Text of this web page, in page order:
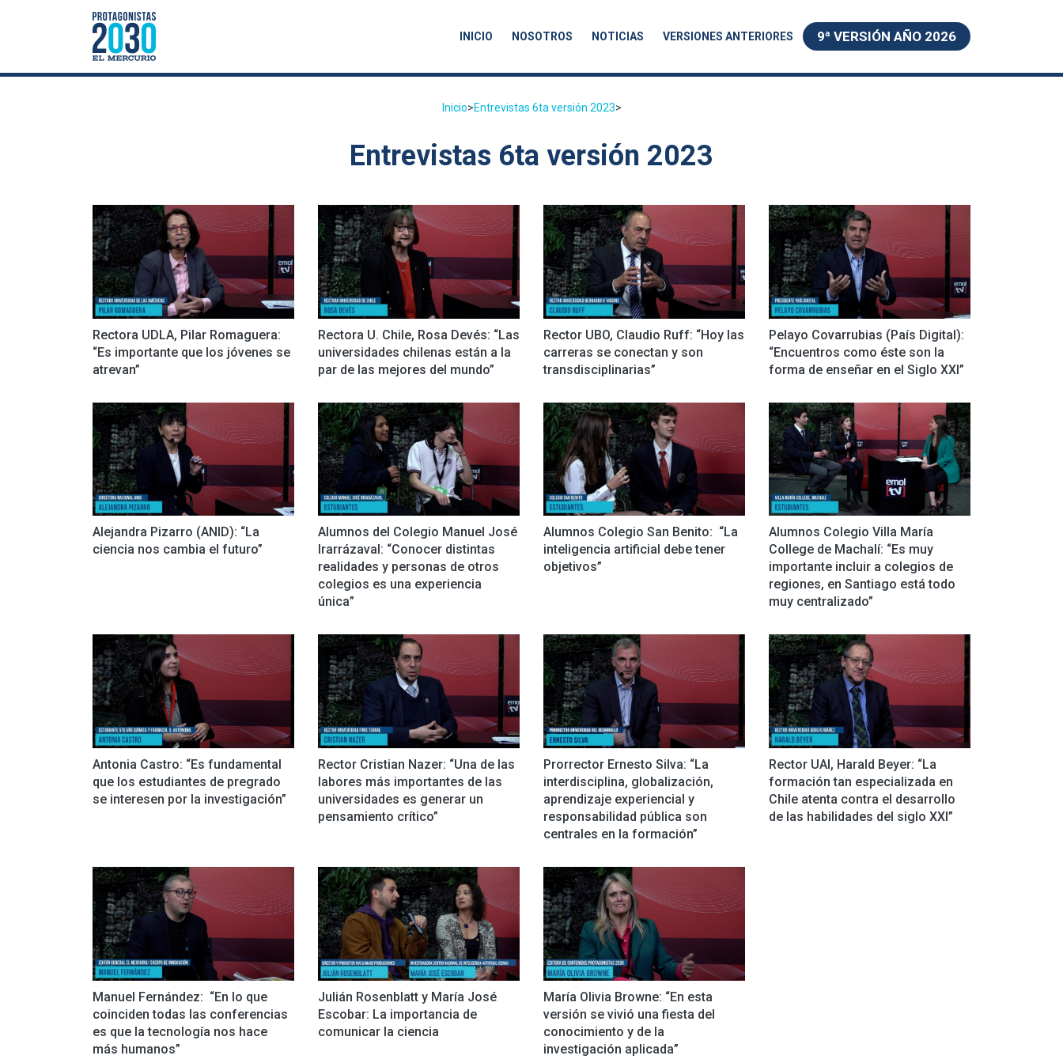
INICIO NOSOTROS NOTICIAS VERSIONES ANTERIORES 9ª VERSIÓN AÑO 2026
Inicio>Entrevistas 6ta versión 2023>
Entrevistas 6ta versión 2023
Rectora UDLA, Pilar Romaguera:
“Es importante que los jóvenes se
atrevan”
Rectora U. Chile, Rosa Devés: “Las
universidades chilenas están a la
par de las mejores del mundo”
Rector UBO, Claudio Ruff: “Hoy las
carreras se conectan y son
transdisciplinarias”
Pelayo Covarrubias (País Digital):
“Encuentros como éste son la
forma de enseñar en el Siglo XXI”
Alejandra Pizarro (ANID): “La
ciencia nos cambia el futuro”
Alumnos del Colegio Manuel José
Irarrázaval: “Conocer distintas
realidades y personas de otros
colegios es una experiencia
única”
Alumnos Colegio San Benito: “La
inteligencia artificial debe tener
objetivos”
Alumnos Colegio Villa María
College de Machalí: “Es muy
importante incluir a colegios de
regiones, en Santiago está todo
muy centralizado”
Antonia Castro: “Es fundamental
que los estudiantes de pregrado
se interesen por la investigación”
Rector Cristian Nazer: “Una de las
labores más importantes de las
universidades es generar un
pensamiento crítico”
Prorrector Ernesto Silva: “La
interdisciplina, globalización,
aprendizaje experiencial y
responsabilidad pública son
centrales en la formación”
Rector UAI, Harald Beyer: “La
formación tan especializada en
Chile atenta contra el desarrollo
de las habilidades del siglo XXI”
Manuel Fernández: “En lo que
coinciden todas las conferencias
es que la tecnología nos hace
más humanos”
Julián Rosenblatt y María José
Escobar: La importancia de
comunicar la ciencia
María Olivia Browne: “En esta
versión se vivió una fiesta del
conocimiento y de la
investigación aplicada”